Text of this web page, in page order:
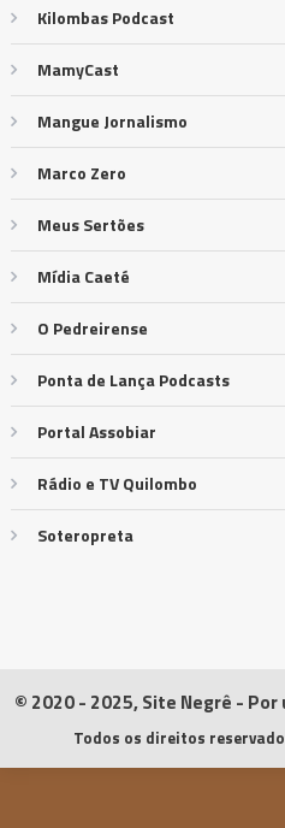
Kilombas Podcast
MamyCast
Mangue Jornalismo
Marco Zero
Meus Sertões
Mídia Caeté
O Pedreirense
Ponta de Lança Podcasts
Portal Assobiar
Rádio e TV Quilombo
Soteropreta
© 2020 - 2025, Site Negrê -
Todos os direitos